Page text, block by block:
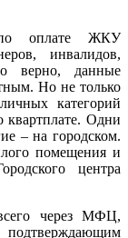
оплате ЖКУ
инвалидов,
верно, данные
Но не только
категорий
Одни
– на городском.
помещения и
центра
через МФЦ,
подтверждающим